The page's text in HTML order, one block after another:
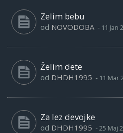
Zelim bebu
od NOVODOBA - 11 Jan
Želim dete
od DHDH1995 - 11 Mar
Za lez devojke
od DHDH1995 -25 Maj